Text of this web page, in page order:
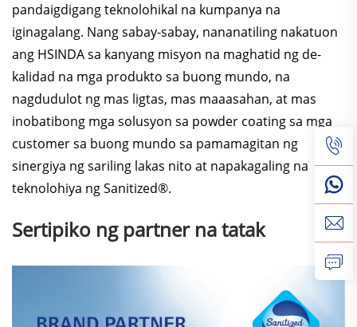
pandaigdigang teknolohikal na kumpanya na
iginagalang. Nang sabay-sabay, nananatiling nakatuon
ang HSINDA sa kanyang misyon na maghatid ng de-
kalidad na mga produkto sa buong mundo, na
nagdudulot ng mas ligtas, mas maaasahan, at mas
inobatibong mga solusyon sa powder coating sa mga
customer sa buong mundo sa pamamagitan ng
sinergiya ng sariling lakas nito at napakagaling na
teknolohiya ng Sanitized®.
Sertipiko ng partner na tatak